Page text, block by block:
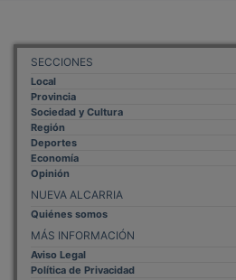
SECCIONES
Local
Provincia
Sociedad y Cultura
Región
Deportes
Economía
Opinión
NUEVA ALCARRIA
Quiénes somos
MÁS INFORMACIÓN
Aviso Legal
Política de Privacidad
Politica de Cookies